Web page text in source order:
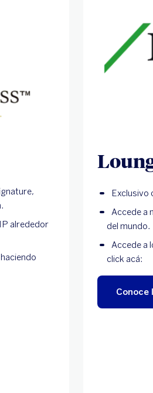
alrededor
Exclusivo
Accede a
del mundo.
Accede a
click acá:
Conoce